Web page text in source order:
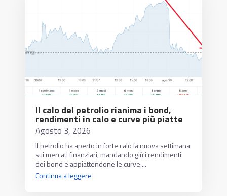
Il calo del petrolio rianima i bond,
rendimenti in calo e curve più piatte
Agosto 3, 2026
Il petrolio ha aperto in forte calo la nuova settimana
sui mercati finanziari, mandando giù i rendimenti
dei bond e appiattendone le curve....
Continua a leggere